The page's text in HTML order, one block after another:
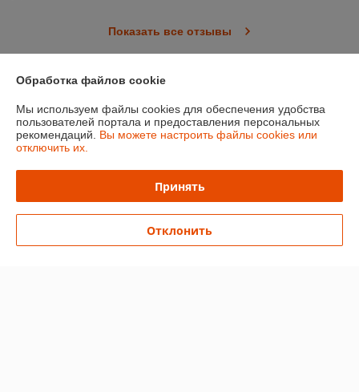
Показать все отзывы
О нас
Контакты
График работы
Обработка файлов cookie
Мы используем файлы cookies для обеспечения удобства
пользователей портала и предоставления персональных
рекомендаций. Вы можете настроить файлы cookies или
отключить их.
Принять
Отклонить